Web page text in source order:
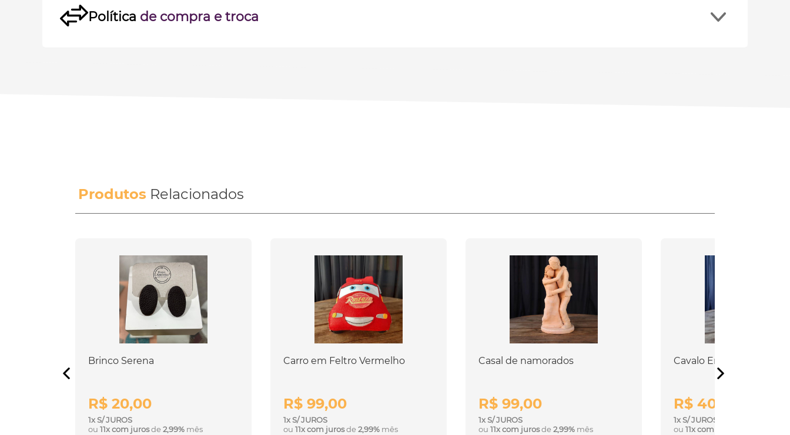
Política de compra e troca
Produtos Relacionados
Brinco Serena
R$ 20,00
1x S/ JUROS
ou 11x com jurosde2,99% mês
Carro em Feltro Vermelho
R$ 99,00
1x S/ JUROS
ou 11x com jurosde2,99% mês
Casal de namorados
R$ 99,00
1x S/ JUROS
ou 11x com jurosde2,99% mês
Cavalo Em Feltro 22 cm
R$ 40,50
1x S/ JUROS
ou 11x com juros